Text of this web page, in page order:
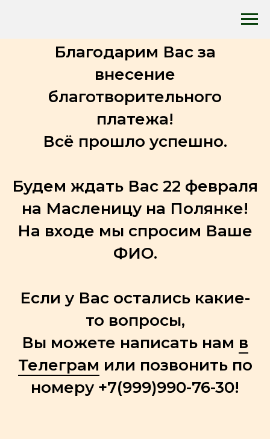
Благодарим Вас за
внесение
благотворительного
платежа!
Всё прошло успешно.
Будем ждать Вас 22 февраля
на Масленицу на Полянке!
На входе мы спросим Ваше
ФИО.
Если у Вас остались какие-
то вопросы,
Вы можете написать нам в
Телеграм или позвонить по
номеру +7(999)990-76-30!